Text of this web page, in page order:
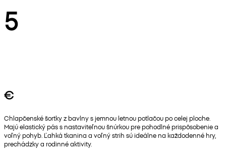
5
€
Chlapčenské šortky z bavlny s jemnou letnou potlačou po celej ploche.
Majú elastický pás s nastaviteľnou šnúrkou pre pohodlné prispôsobenie a
voľný pohyb. Ľahká tkanina a voľný strih sú ideálne na každodenné hry,
prechádzky a rodinné aktivity.